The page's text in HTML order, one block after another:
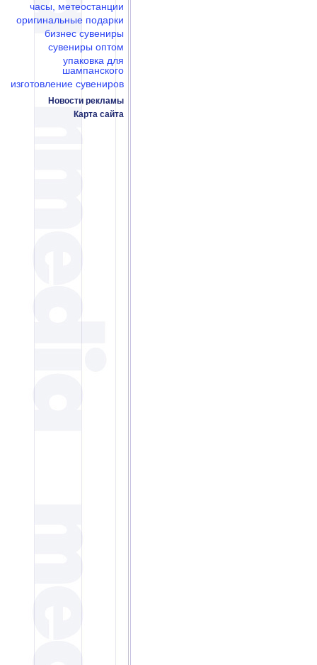
часы, метеостанции
оригинальные подарки
бизнес сувениры
сувениры оптом
упаковка для
шампанского
изготовление сувениров
Новости рекламы
Карта сайта